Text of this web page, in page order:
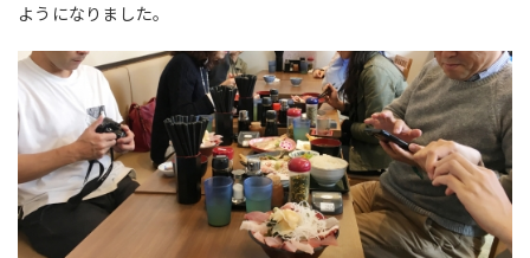
ようになりました。